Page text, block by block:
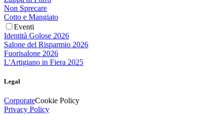
Non Sprecare
Cotto e Mangiato
Eventi
Identità Golose 2026
Salone del Risparmio 2026
Fuorisalone 2026
L'Artigiano in Fiera 2025
Legal
CorporateCookie Policy
Privacy Policy